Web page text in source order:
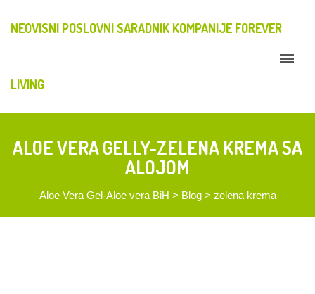
NEOVISNI POSLOVNI SARADNIK KOMPANIJE FOREVER
LIVING
ALOE VERA GELLY-ZELENA KREMA SA
ALOJOM
Aloe Vera Gel-Aloe vera BiH > Blog> zelena krema